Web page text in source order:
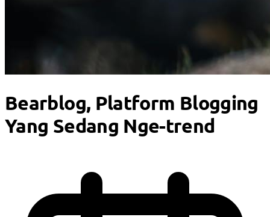
Bearblog, Platform Blogging
Yang Sedang Nge-trend